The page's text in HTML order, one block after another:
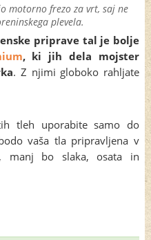
motorno frezo za vrt, saj ne
plevela.
priprave tal je bolje
, ki jih dela mojster
. Z njimi globoko rahljate
tleh uporabite samo do
vaša tla pripravljena v
manj bo slaka, osata in